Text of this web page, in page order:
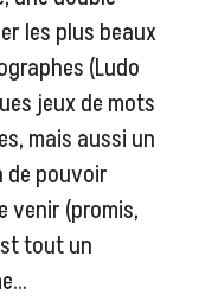
les plus beaux
(Ludo
jeux de mots
mais aussi un
de pouvoir
venir (promis,
tout un